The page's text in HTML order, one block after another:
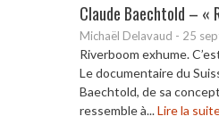
Claude Baechtold – «
Michaël Delavaud - 25
Riverboom exhume.
Le documentaire du
Baechtold, de sa
ressemble à...Lire la